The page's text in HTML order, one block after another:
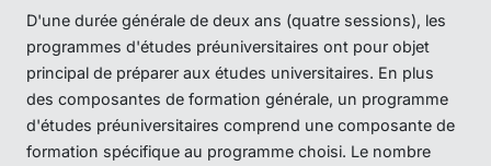
D'une durée générale de deux ans (quatre sessions), les
programmes d'études préuniversitaires ont pour objet
principal de préparer aux études universitaires. En plus
des composantes de formation générale, un programme
d'études préuniversitaires comprend une composante de
formation spécifique au programme choisi. Le nombre